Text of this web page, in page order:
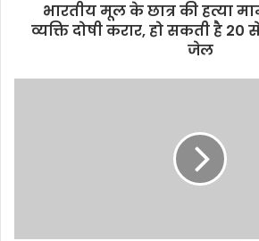
भारतीय मूल के छात्र की हत्या
व्यक्ति दोषी करार, हो सकती है
जेल